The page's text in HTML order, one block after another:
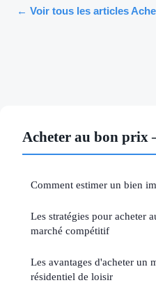
← Voir tous les articles
Acheter au bon
Comment estimer un bien
Les stratégies pour acheter
marché compétitif
Les avantages d'acheter un
résidentiel de loisir